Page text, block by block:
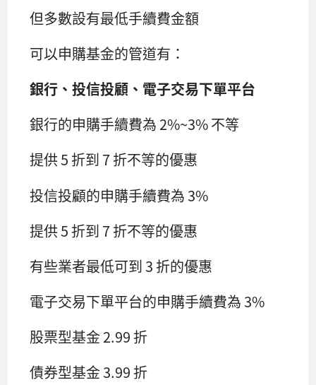
但多數設有最低手續費金額
可以申購基金的管道有：
銀行、投信投顧、電子交易下單平台
銀行的申購手續費為 2%~3% 不等
提供 5 折到 7 折不等的優惠
投信投顧的申購手續費為 3%
提供 5 折到 7 折不等的優惠
有些業者最低可到 3 折的優惠
電子交易下單平台的申購手續費為 3%
股票型基金 2.99 折
債券型基金 3.99 折